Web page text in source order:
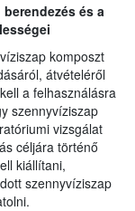
és a
komposzt
átvételéről
a felhasználásra
szennyvíziszap
vizsgálat
céljára történő
kiállítani,
szennyvíziszap